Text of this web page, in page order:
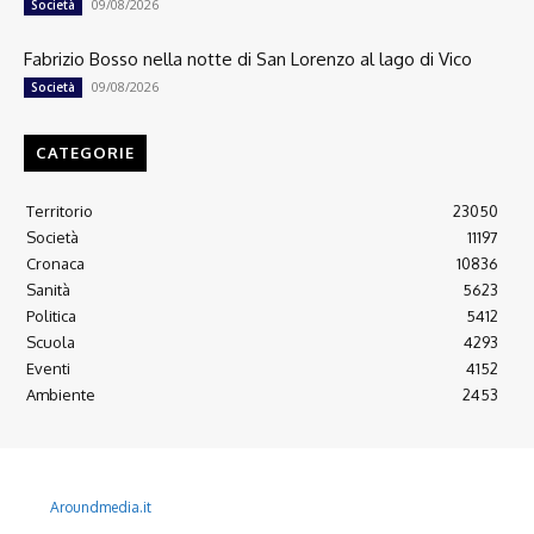
Società 09/08/2026
Fabrizio Bosso nella notte di San Lorenzo al lago di Vico
Società 09/08/2026
CATEGORIE
Territorio
23050
Società
11197
Cronaca
10836
Sanità
5623
Politica
5412
Scuola
4293
Eventi
4152
Ambiente
2453
Aroundmedia.it